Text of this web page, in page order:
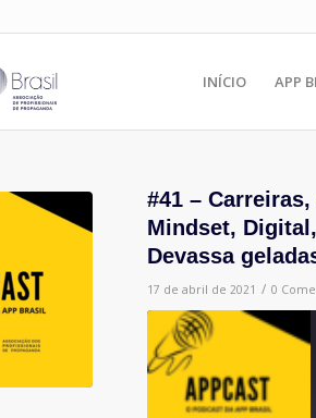
INÍCIO APP
#41 –
Mindset,
Devassa
17 de abril de 2021 / 0